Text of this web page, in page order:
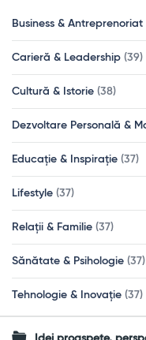
Business & Antreprenoriat
Carieră & Leadership (39)
Cultură & Istorie (38)
Dezvoltare Personală &
Educație & Inspirație (37)
Lifestyle (37)
Relații & Familie (37)
Sănătate & Psihologie (37)
Tehnologie & Inovație (37)